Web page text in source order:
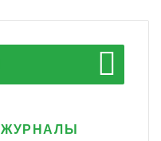
ЖУРНАЛЫ